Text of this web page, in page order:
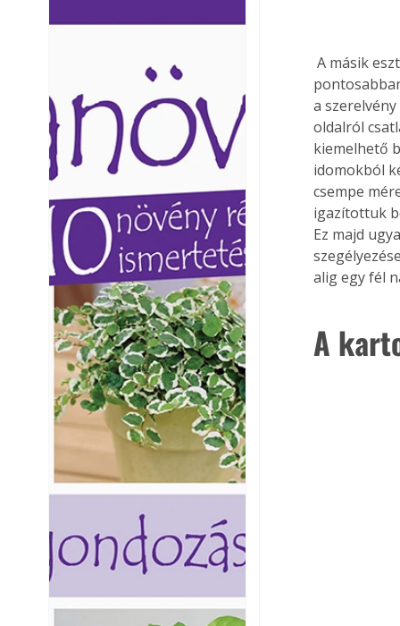
mert: – t
A másik esztétikai probléma a fürdőszoba vízóra szerelvényének az eltüntetése,
a
oldalról
kiemelhető
idomokból
csempe
igazítottuk
Ez majd
alig egy fél
A